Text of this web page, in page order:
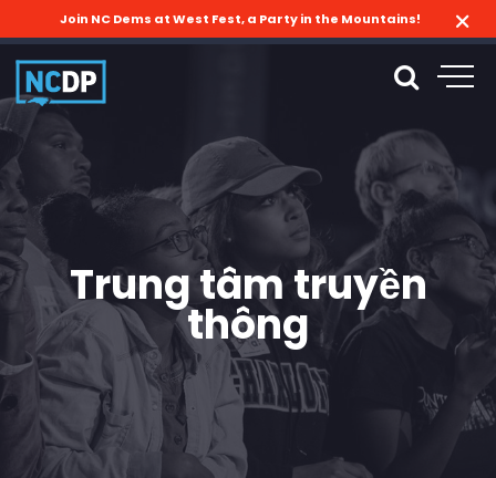
Join NC Dems at West Fest, a Party in the Mountains!
Trung tâm truyền
thông